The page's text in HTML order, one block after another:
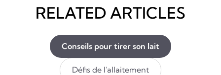
RELATED ARTICLES
Conseils pour tirer son lait
Défis de l'allaitement